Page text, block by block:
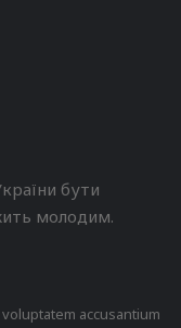
бути
молодим.
accusantium